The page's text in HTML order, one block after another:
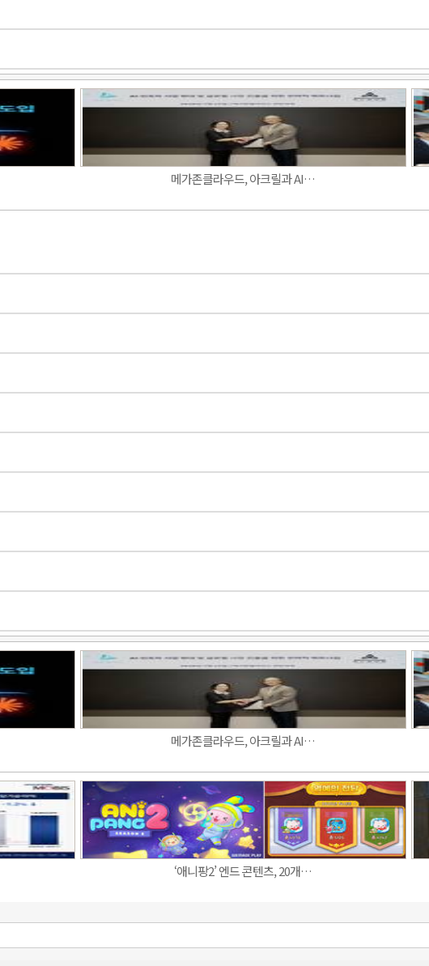
메가존클라우드, 아크릴과 AI…
메가존클라우드, 아크릴과 AI…
‘애니팡2’ 엔드 콘텐츠, 20개…